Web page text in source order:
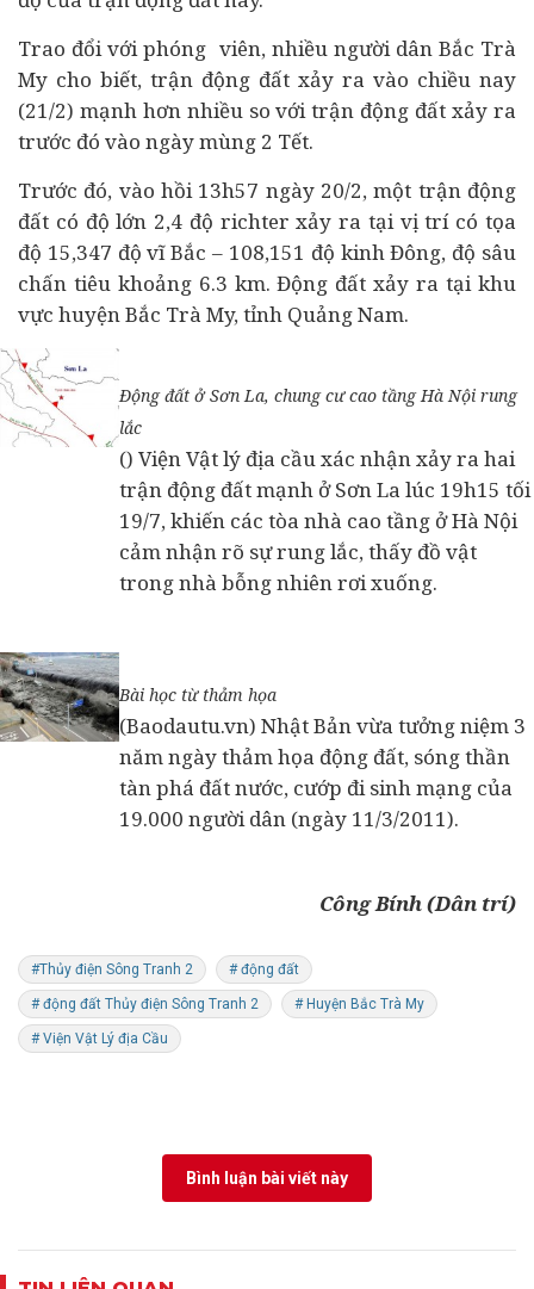
Trao đổi với phóng viên, nhiều người dân Bắc Trà
My cho biết, trận động đất xảy ra vào chiều nay
(21/2) mạnh hơn nhiều so với trận động đất xảy ra
trước đó vào ngày mùng 2 Tết.
Trước đó, vào hồi 13h57 ngày 20/2, một trận động
đất có độ lớn 2,4 độ richter xảy ra tại vị trí có tọa
độ 15,347 độ vĩ Bắc – 108,151 độ kinh Đông, độ sâu
chấn tiêu khoảng 6.3 km. Động đất xảy ra tại khu
vực huyện Bắc Trà My, tỉnh Quảng Nam.
Động đất ở Sơn La, chung cư cao tầng Hà Nội rung
lắc
() Viện Vật lý địa cầu xác nhận xảy ra hai
trận động đất mạnh ở Sơn La lúc 19h15 tối
19/7, khiến các tòa nhà cao tầng ở Hà Nội
cảm nhận rõ sự rung lắc, thấy đồ vật
trong nhà bỗng nhiên rơi xuống.
Bài học từ thảm họa
(Baodautu.vn) Nhật Bản vừa tưởng niệm 3
năm ngày thảm họa động đất, sóng thần
tàn phá đất nước, cướp đi sinh mạng của
19.000 người dân (ngày 11/3/2011).
Công Bính (Dân trí)
#Thủy điện Sông Tranh 2 # động đất
# động đất Thủy điện Sông Tranh 2 # Huyện Bắc Trà My
# Viện Vật Lý địa Cầu
Bình luận bài viết này